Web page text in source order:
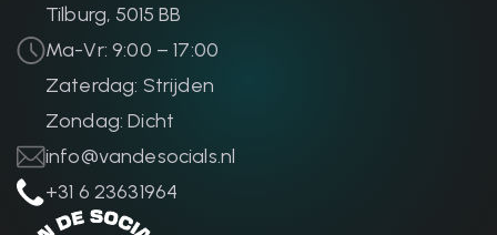
Tilburg, 5015 BB
Ma-Vr: 9:00 – 17:00
Zaterdag: Strijden
Zondag: Dicht
info@vandesocials.nl
+31 6 23631964